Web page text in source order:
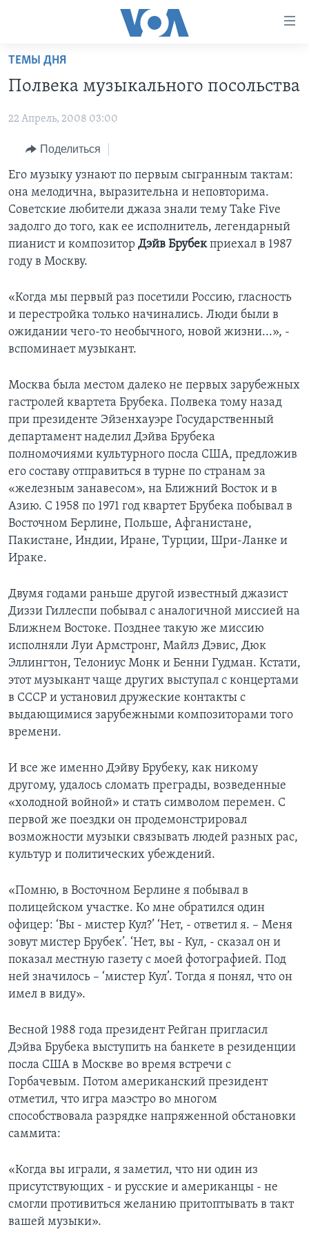
Перейти
основной
Перейти
навигации
Перейти
поиск
АМЕРИКА
НОВОСТИ ЗА МИНУТУ
ИТОГИ
ПОЧЕМУ ЭТО ВАЖНО?
ДИСКУССИЯ VOA
ДЕТАЛИ
АМЕРИКА. БОЛЬШОЕ ПУТЕШЕСТВИЕ
ПРОЕКТЫ
УЧИМ АНГЛИЙСКИЙ
НАША АМЕРИКАНСКАЯ ИСТОРИЯ
А КАК В АМЕРИКЕ?
АРТЕФАКТЫ
АМЕРИКАНСКИЕ ГОРОДКИ
ЭКСПЕРТИЗА
ИНТЕРВЬЮ
ФАКТЫ ПРОТИВ ФЕЙКОВ
ЗА СВОБОДУ ПРЕССЫ
УЧИМ АНГЛИЙСКИЙ
ВИДЕО
ПОДПИСКА НА НОВОСТИ
Learning English
Языки
ТЕМЫ ДНЯ
Полвека музыкального посольства
22 Апрель, 2008 03:00
Поделиться
Его музыку узнают по первым сыгранным тактам:
она мелодична, выразительна и неповторима.
Советские любители джаза знали тему Take Five
задолго до того, как ее исполнитель, легендарный
пианист и композитор Дэйв Брубекприехал в 1987
году в Москву.
«Когда мы первый раз посетили Россию, гласность
и перестройка только начинались. Люди были в
ожидании чего-то необычного, новой жизни...», -
вспоминает музыкант.
Москва была местом далеко не первых зарубежных
гастролей квартета Брубека. Полвека тому назад
при президенте Эйзенхауэре Государственный
департамент наделил Дэйва Брубека
полномочиями культурного посла США, предложив
его составу отправиться в турне по странам за
«железным занавесом», на Ближний Восток и в
Азию. C 1958 по 1971 год квартет Брубека побывал в
Восточном Берлине, Польше, Афганистане,
Пакистане, Индии, Иране, Турции, Шри-Ланке и
Ираке.
Двумя годами раньше другой известный джазист
Диззи Гиллеспи побывал с аналогичной миссией на
Ближнем Востоке. Позднее такую же миссию
исполняли Луи Армстронг, Майлз Дэвис, Дюк
Эллингтон, Телониус Монк и Бенни Гудман. Кстати,
этот музыкант чаще других выступал с концертами
в СССР и установил дружеские контакты с
выдающимися зарубежными композиторами того
времени.
И все же именно Дэйву Брубеку, как никому
другому, удалось сломать преграды, возведенные
«холодной войной» и стать символом перемен. С
первой же поездки он продемонстрировал
возможности музыки связывать людей разных рас,
культур и политических убеждений.
«Помню, в Восточном Берлине я побывал в
полицейском участке. Ко мне обратился один
офицер: ‘Вы - мистер Кул?’ ‘Нет, - ответил я. – Меня
зовут мистер Брубек’. ‘Нет, вы - Кул, - сказал он и
показал местную газету с моей фотографией. Под
ней значилось – ‘миcтер Кул’. Тогда я понял, что он
имел в виду».
Весной 1988 года президент Рейган пригласил
Дэйва Брубека выступить на банкете в резиденции
посла США в Москве во время встречи с
Горбачевым. Потом американский президент
отметил, что игра маэстро во многом
способствовала разрядке напряженной обстановки
саммита:
«Когда вы играли, я заметил, что ни один из
присутствующих - и русские и американцы - не
смогли противиться желанию притоптывать в такт
вашей музыки».